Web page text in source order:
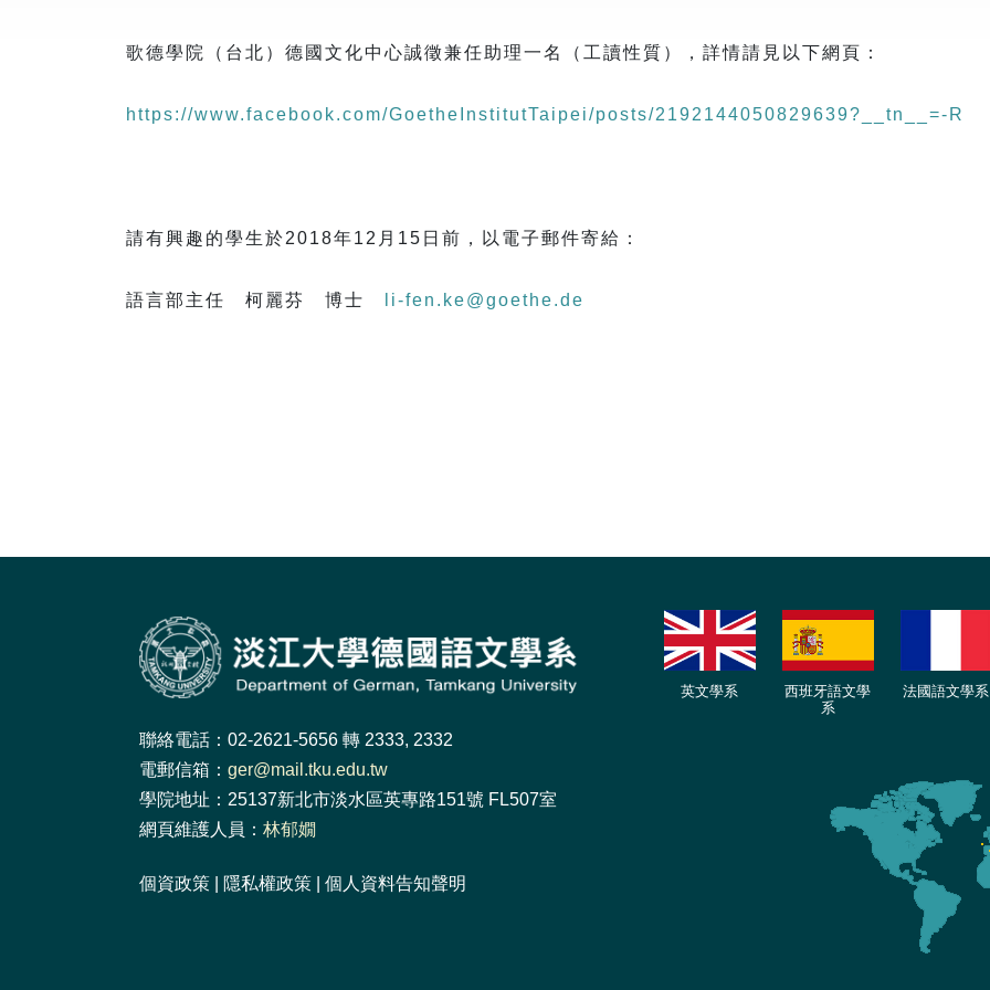
歌德學院（台北）德國文化中心誠徵兼任助理一名（工讀性質），詳情請見以下網頁：
https://www.facebook.com/GoetheInstitutTaipei/posts/2192144050829639?__tn__=-R
請有興趣的學生於2018年12月15日前，以電子郵件寄給：
語言部主任 柯麗芬 博士 li-fen.ke@goethe.de
聯絡電話：02-2621-5656 轉 2333, 2332
電郵信箱： ger@mail.tku.edu.tw
學院地址：25137新北市淡水區英專路151號 FL507室
網頁維護人員： 林郁嫺
個資政策 隱私權政策 個人資料告知聲明
英文學系
西班牙語文學
系
法國語文學系